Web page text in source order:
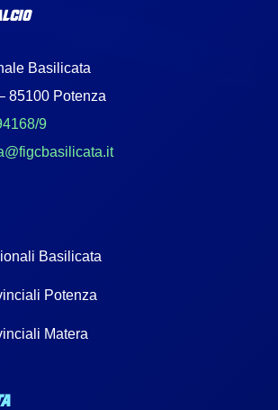
Basilicata
85100 Potenza
9
Basilicata
Potenza
Matera